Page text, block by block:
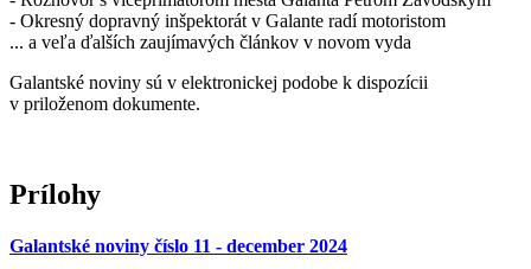
- Okresný dopravný inšpektorát v Galante radí motoristom
... a veľa ďalších zaujímavých článkov v novom vyda
Galantské noviny sú v elektronickej podobe k dispozícii
v priloženom dokumente.
Prílohy
Galantské noviny číslo 11 - december 2024